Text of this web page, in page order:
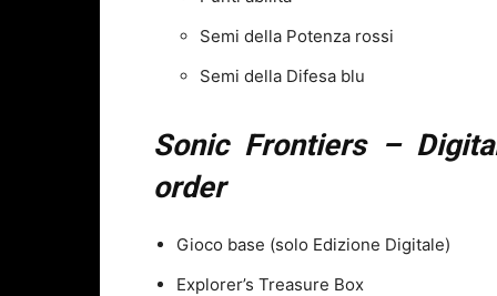
Semi della Potenza rossi
Semi della Difesa blu
Sonic Frontiers –
order
Gioco base (solo Edizione Digitale)
Explorer’s Treasure Box